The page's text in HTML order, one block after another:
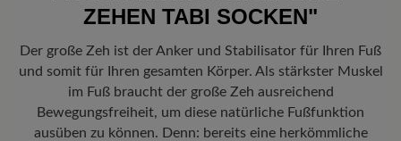
Freuen Sie sich auf Ihr Paket!Sobald Ihre Bestellung unser Lager in
Mit der beigefügten Sendungsnummer können Sie genau
nachverfolgen, wo sich Ihr neues BÄR Lieblingsstück gerade
ZEHEN TABI SOCKEN"
Der große Zeh ist der Anker und Stabilisator für Ihren Fuß
und somit für Ihren gesamten Körper. Als stärkster Muskel
im Fuß braucht der große Zeh ausreichend
Bewegungsfreiheit, um diese natürliche Fußfunktion
ausüben zu können. Denn: bereits eine herkömmliche